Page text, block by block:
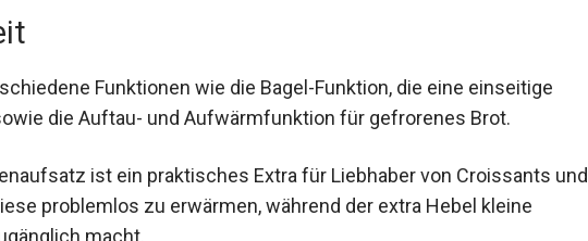
Funktionen wie die Bagel-Funktion, die eine einseitige
die Auftau- und Aufwärmfunktion für gefrorenes Brot.
ist ein praktisches Extra für Liebhaber von Croissants und
problemlos zu erwärmen, während der extra Hebel kleine
macht.